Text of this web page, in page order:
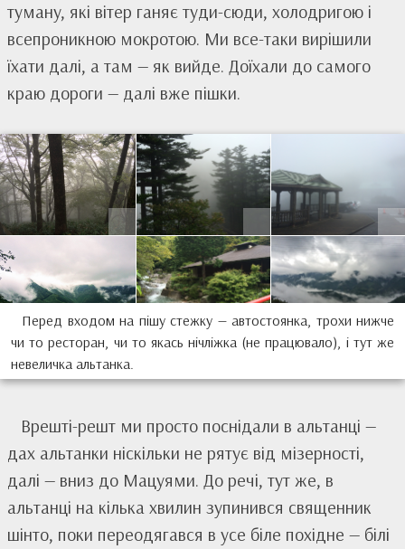
туману, які вітер ганяє туди-сюди, холодригою і
всепроникною мокротою. Ми все-таки вирішили
їхати далі, а там — як вийде. Доїхали до самого
краю дороги — далі вже пішки.
Перед входом на пішу стежку — автостоянка, трохи нижче
чи то ресторан, чи то якась нічліжка (не працювало), і тут же
невеличка альтанка.
Врешті-решт ми просто поснідали в альтанці —
дах альтанки ніскільки не рятує від мізерності,
далі — вниз до Мацуями. До речі, тут же, в
альтанці на кілька хвилин зупинився священник
шінто, поки переодягався в усе біле похідне — білі